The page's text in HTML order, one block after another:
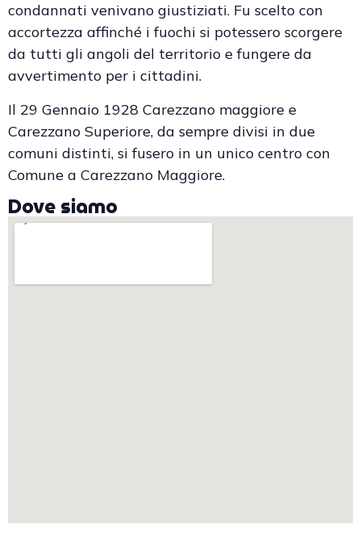
condannati venivano giustiziati. Fu scelto con
accortezza affinché i fuochi si potessero scorgere
da tutti gli angoli del territorio e fungere da
avvertimento per i cittadini.
Il 29 Gennaio 1928 Carezzano maggiore e
Carezzano Superiore, da sempre divisi in due
comuni distinti, si fusero in un unico centro con
Comune a Carezzano Maggiore.
Dove siamo